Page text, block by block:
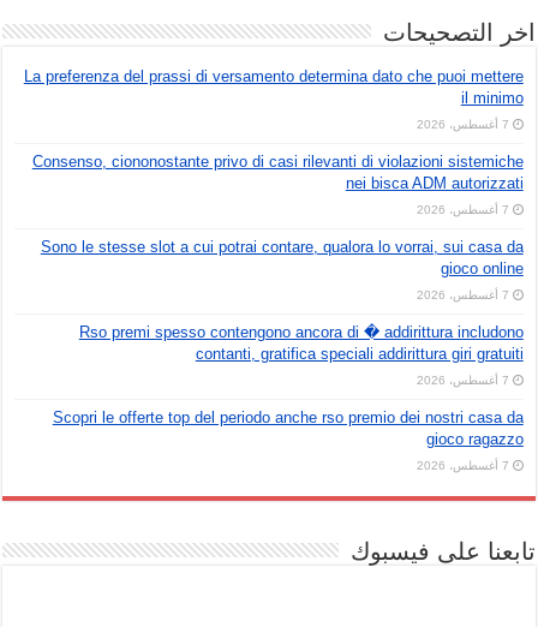
اخر التصحيحات
La preferenza del prassi di versamento determina dato che puoi mettere
il minimo
7 أغسطس، 2026
Consenso, ciononostante privo di casi rilevanti di violazioni sistemiche
nei bisca ADM autorizzati
7 أغسطس، 2026
Sono le stesse slot a cui potrai contare, qualora lo vorrai, sui casa da
gioco online
7 أغسطس، 2026
Rso premi spesso contengono ancora di � addirittura includono
contanti, gratifica speciali addirittura giri gratuiti
7 أغسطس، 2026
Scopri le offerte top del periodo anche rso premio dei nostri casa da
gioco ragazzo
7 أغسطس، 2026
تابعنا على فيسبوك